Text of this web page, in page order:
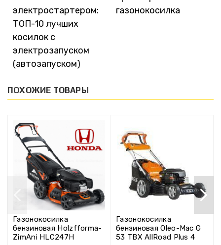
электростартером:
ТОП-10 лучших
косилок с
электрозапуском
(автозапуском)
газонокосилка
ПОХОЖИЕ ТОВАРЫ
Газонокосилка
бензиновая Holzfforma-
ZimAni HLC247H
Газонокосилка
бензиновая Oleo-Mac G
53 TBX AllRoad Plus 4